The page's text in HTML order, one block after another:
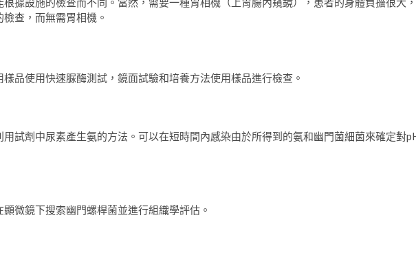
查，而無需胃相機。
品使用快速脲酶測試，鏡面試驗和培養方法使用樣品進行檢查。
試劑中尿素產生氨的方法。可以在短時間內感染由於所得到的氨和幽門菌細菌來確定對
微鏡下搜索幽門螺桿菌並進行組織學評估。